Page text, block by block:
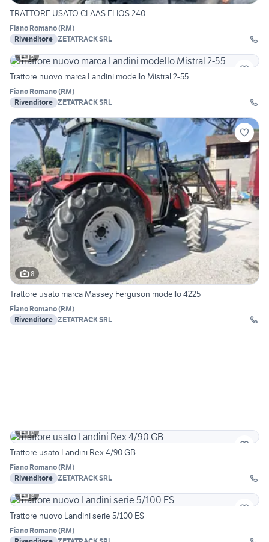
TRATTORE USATO CLAAS ELIOS 240
Fiano Romano(RM)
Rivenditore ZETATRACK SRL
5
Trattore nuovo marca Landini modello Mistral 2-55
Fiano Romano(RM)
Rivenditore ZETATRACK SRL
8
Trattore usato marca Massey Ferguson modello 4225
Fiano Romano(RM)
Rivenditore ZETATRACK SRL
8
Trattore usato Landini Rex 4/90 GB
Fiano Romano(RM)
Rivenditore ZETATRACK SRL
8
Trattore nuovo Landini serie 5/100 ES
Fiano Romano(RM)